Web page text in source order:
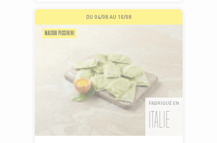
DU 04/08 AU 10/08
MAISON PICCININI
FABRIQUÉ EN
ITALIE